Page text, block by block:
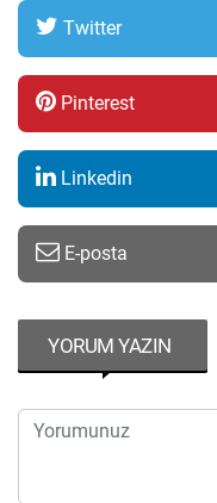
Twitter
Pinterest
Linkedin
E-posta
YORUM YAZIN